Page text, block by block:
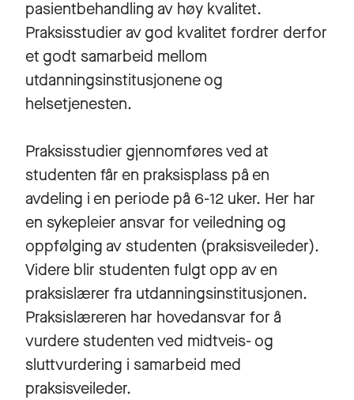
pasientbehandling av høy kvalitet.
Praksisstudier av god kvalitet fordrer derfor
et godt samarbeid mellom
utdanningsinstitusjonene og
helsetjenesten.
Praksisstudier gjennomføres ved at
studenten får en praksisplass på en
avdeling i en periode på 6-12 uker. Her har
en sykepleier ansvar for veiledning og
oppfølging av studenten (praksisveileder).
Videre blir studenten fulgt opp av en
praksislærer fra utdanningsinstitusjonen.
Praksislæreren har hovedansvar for å
vurdere studenten ved midtveis- og
sluttvurdering i samarbeid med
praksisveileder.